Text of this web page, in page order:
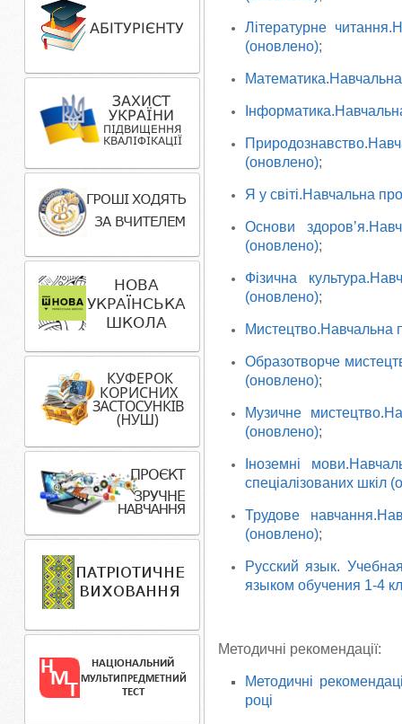
Літературне
(оновлено);
Математика.Навчальна
(оновлено);
Я у світі.Навчальна
Основи
(оновлено);
Фізична
(оновлено);
Мистецтво.Навчальна
Образотворче
(оновлено);
Музичне
(оновлено);
Іноземні
спеціалізованих шкіл
Трудове
(оновлено);
Русский язык.
языком обучения 1-4
Методичні рекомендації:
Методичні
році